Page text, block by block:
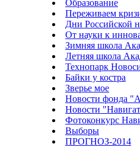
Образование
Переживаем
Дни Российской
От науки к
Зимняя школа
Летняя школа
Технопарк
Байки у костра
Зверье мое
Новости фонда
Новости
Фотоконкурс
Выборы
ПРОГНОЗ-2014